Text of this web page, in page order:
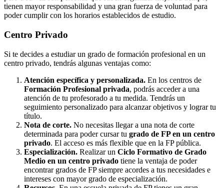
tienen mayor responsabilidad y una gran fuerza de voluntad para
poder cumplir con los horarios establecidos de estudio.
Centro Privado
Si te decides a estudiar un grado de formación profesional en un
centro privado, tendrás algunas ventajas como:
Atención específica y personalizada. En los centros de
Formación Profesional privada, podrás acceder a una
atención de tu profesorado a tu medida. Tendrás un
seguimiento personalizado para alcanzar objetivos y lograr tu
título.
Nota de corte. No necesitas llegar a una nota de corte
determinada para poder cursar tu grado de FP en un centro
privado. El acceso es más flexible que en la FP pública.
Especialización. Realizar un Ciclo Formativo de Grado
Medio en un centro privado tiene la ventaja de poder
encontrar grados de FP siempre acordes a tus necesidades e
intereses con mayor grado de especialización.